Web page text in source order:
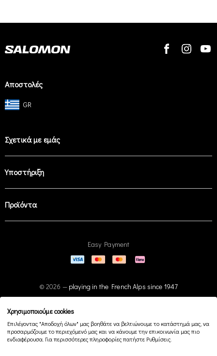
Αποστολές
GR
Σχετικά με εμάς
Υποστήριξη
Προϊόντα
Easy Payment
© 2026 — playing in the French Alps since 1947
Χρησιμοποιούμε cookies
Επιλέγοντας "Αποδοχή όλων" μας βοηθάτε να βελτιώνουμε το κατάστημά μας, να
προσαρμόζουμε το περιεχόμενό μας και να κάνουμε την επικοινωνία μας πιο
ενδιαφέρουσα. Για περισσότερες πληροφορίες πατήστε Ρυθμίσεις.